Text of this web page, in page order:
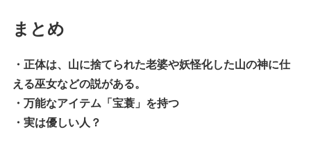
まとめ
・正体は、山に捨てられた老婆や妖怪化した山の神に仕
える巫女などの説がある。
・万能なアイテム「宝蓑」を持つ
・実は優しい人？